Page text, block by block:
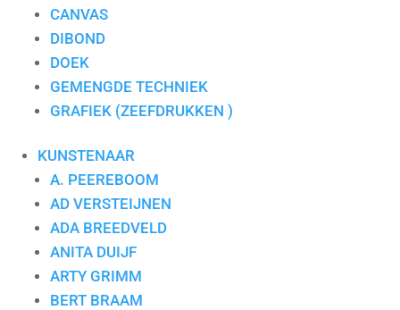
CANVAS
DIBOND
DOEK
GEMENGDE TECHNIEK
GRAFIEK (ZEEFDRUKKEN )
KUNSTENAAR
A. PEEREBOOM
AD VERSTEIJNEN
ADA BREEDVELD
ANITA DUIJF
ARTY GRIMM
BERT BRAAM